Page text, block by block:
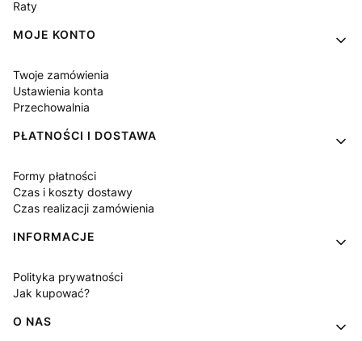
Raty
MOJE KONTO
Twoje zamówienia
Ustawienia konta
Przechowalnia
PŁATNOŚCI I DOSTAWA
Formy płatności
Czas i koszty dostawy
Czas realizacji zamówienia
INFORMACJE
Polityka prywatności
Jak kupować?
O NAS